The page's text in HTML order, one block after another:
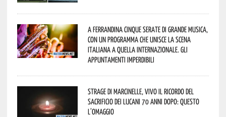
A Ferrandina cinque serate di grande musica,
con un programma che unisce la scena
italiana a quella internazionale. Gli
appuntamenti imperdibili
Strage di Marcinelle, vivo il ricordo del
sacrificio dei lucani 70 anni dopo: questo
l’omaggio